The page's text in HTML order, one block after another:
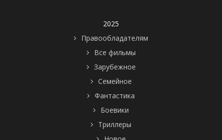
2025
Правообладателям
Все фильмы
Зарубежное
Семейное
Фантастика
Боевики
Триллеры